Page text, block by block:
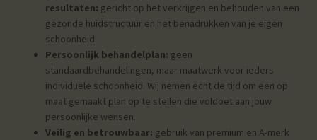
resultaten: gericht op het verkrijgen en behouden van een
gezonde huidstructuur en het benadrukken van je eigen
schoonheid.
Persoonlijk behandelplan: geen
standaardbehandelingen, maar maatwerk voor ieders
individuele schoonheid. Wij nemen echt de tijd om een op
maat gemaakt plan op te stellen die voldoet aan jouw
persoonlijke wensen.
Veilig en betrouwbaar: gebruik van premium en A-merk